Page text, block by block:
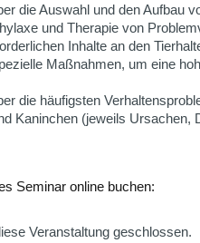
die Auswahl und den Aufbau
und Therapie von
Inhalte an den
Maßnahmen, um eine
die häufigsten
Kaninchen (jeweils Ursachen,
Seminar online buchen:
Veranstaltung geschlossen.